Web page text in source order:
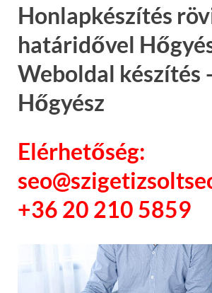
Honlapkészítés
határidővel
Weboldal készítés
Hőgyész
Elérhetőség:
+36 20 210 5859